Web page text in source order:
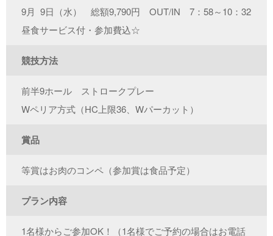
9月 9日（水） 総額9,790円 OUT/IN 7：58～10：32
昼食サービス付・参加費込☆
競技方法
前半9ホール ストロークプレー
Wペリア方式（HC上限36、Wパーカット）
賞品
等賞はお肉のコンペ（参加賞は食品予定）
プラン内容
1名様からご参加OK！（1名様でご予約の場合はお電話